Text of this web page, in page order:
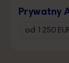
Prywatny
od 1250